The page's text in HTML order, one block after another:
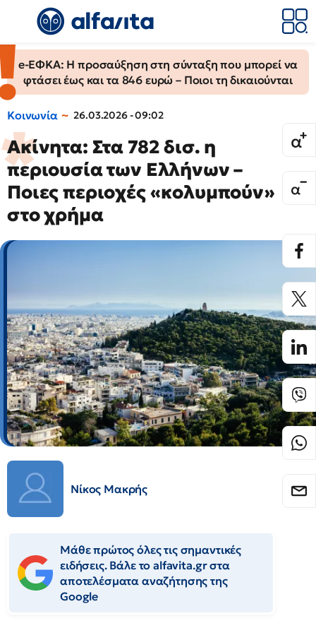
e-ΕΦΚΑ: Η προσαύξηση στη σύνταξη που μπορεί να
φτάσει έως και τα 846 ευρώ – Ποιοι τη δικαιούνται
Κοινωνία 26.03.2026 - 09:02
Ακίνητα: Στα 782 δισ. η
περιουσία των Ελλήνων –
Ποιες περιοχές «κολυμπούν»
στο χρήμα
Νίκος Μακρής
Μάθε πρώτος όλες τις σημαντικές
ειδήσεις. Βάλε το alfavita.gr στα
αποτελέσματα αναζήτησης της
Google